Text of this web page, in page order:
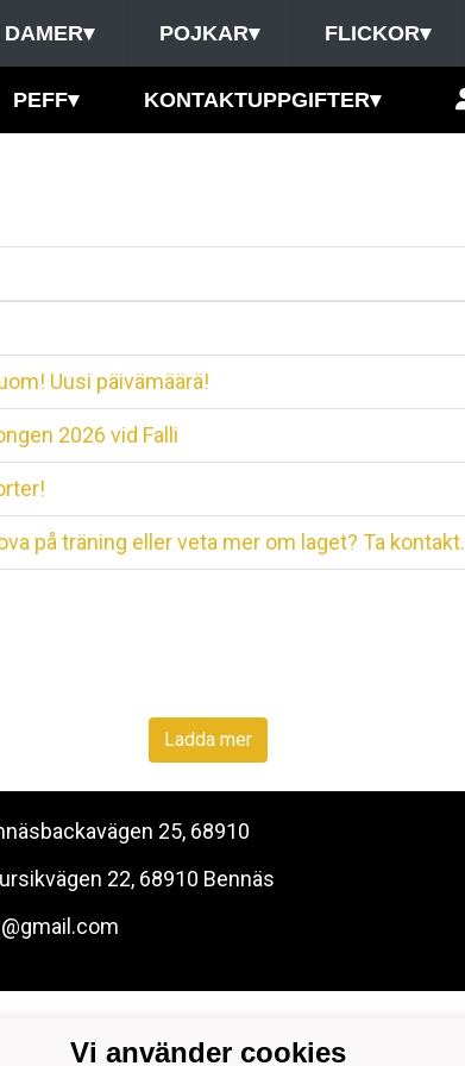
DAMER▾ POJKAR▾ FLICKOR▾
PEFF▾ KONTAKTUPPGIFTER▾
Uusi päivämäärä!
2026 vid Falli
på träning eller veta mer om laget? Ta kontakt.
Ladda mer
25, 68910
22, 68910 Bennäs
Vi använder cookies